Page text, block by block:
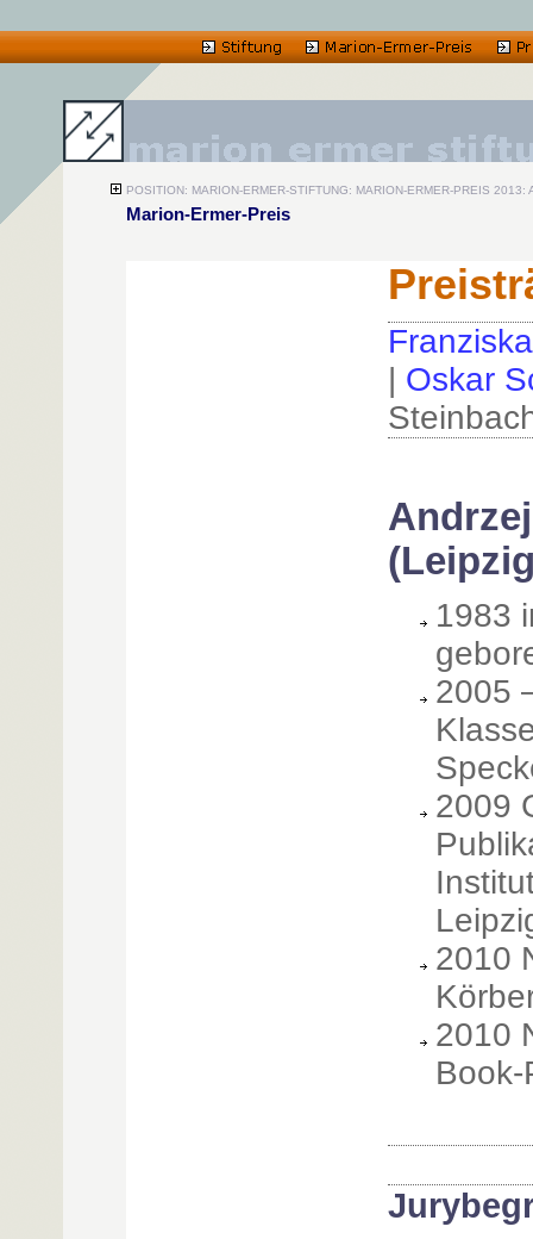
POSITION: MARION-ERMER-STIFTUNG: MARION-ERMER-PREIS 2013:
Marion-Ermer-Preis
| Oskar
1983
2005
2009
2010
2010
Book-